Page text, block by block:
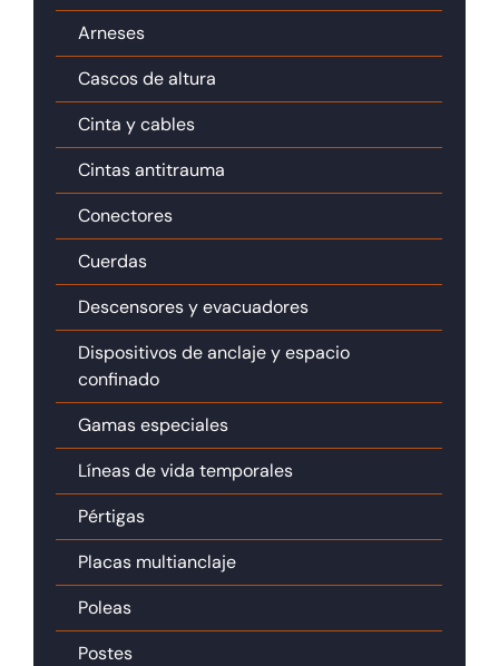
Arneses
Cascos de altura
Cinta y cables
Cintas antitrauma
Conectores
Cuerdas
Descensores y evacuadores
Dispositivos de anclaje y espacio
confinado
Gamas especiales
Líneas de vida temporales
Pértigas
Placas multianclaje
Poleas
Postes